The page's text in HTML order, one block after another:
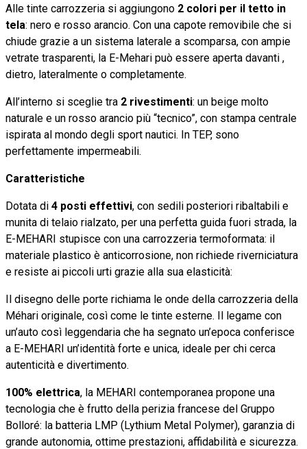
Alle tinte carrozzeria si aggiungono 2 colori per il tetto in
tela: nero e rosso arancio. Con una capote removibile che si
chiude grazie a un sistema laterale a scomparsa, con ampie
vetrate trasparenti, la E-Mehari può essere aperta davanti ,
dietro, lateralmente o completamente.
All’interno si sceglie tra 2 rivestimenti: un beige molto
naturale e un rosso arancio più “tecnico”, con stampa centrale
ispirata al mondo degli sport nautici. In TEP, sono
perfettamente impermeabili.
Caratteristiche
Dotata di 4 posti effettivi, con sedili posteriori ribaltabili e
munita di telaio rialzato, per una perfetta guida fuori strada, la
E-MEHARI stupisce con una carrozzeria termoformata: il
materiale plastico è anticorrosione, non richiede riverniciatura
e resiste ai piccoli urti grazie alla sua elasticità:
Il disegno delle porte richiama le onde della carrozzeria della
Méhari originale, così come le tinte esterne. Il legame con
un’auto così leggendaria che ha segnato un’epoca conferisce
a E-MEHARI un’identità forte e unica, ideale per chi cerca
autenticità e divertimento.
100% elettrica, la MEHARI contemporanea propone una
tecnologia che è frutto della perizia francese del Gruppo
Bolloré: la batteria LMP (Lythium Metal Polymer), garanzia di
grande autonomia, ottime prestazioni, affidabilità e sicurezza.